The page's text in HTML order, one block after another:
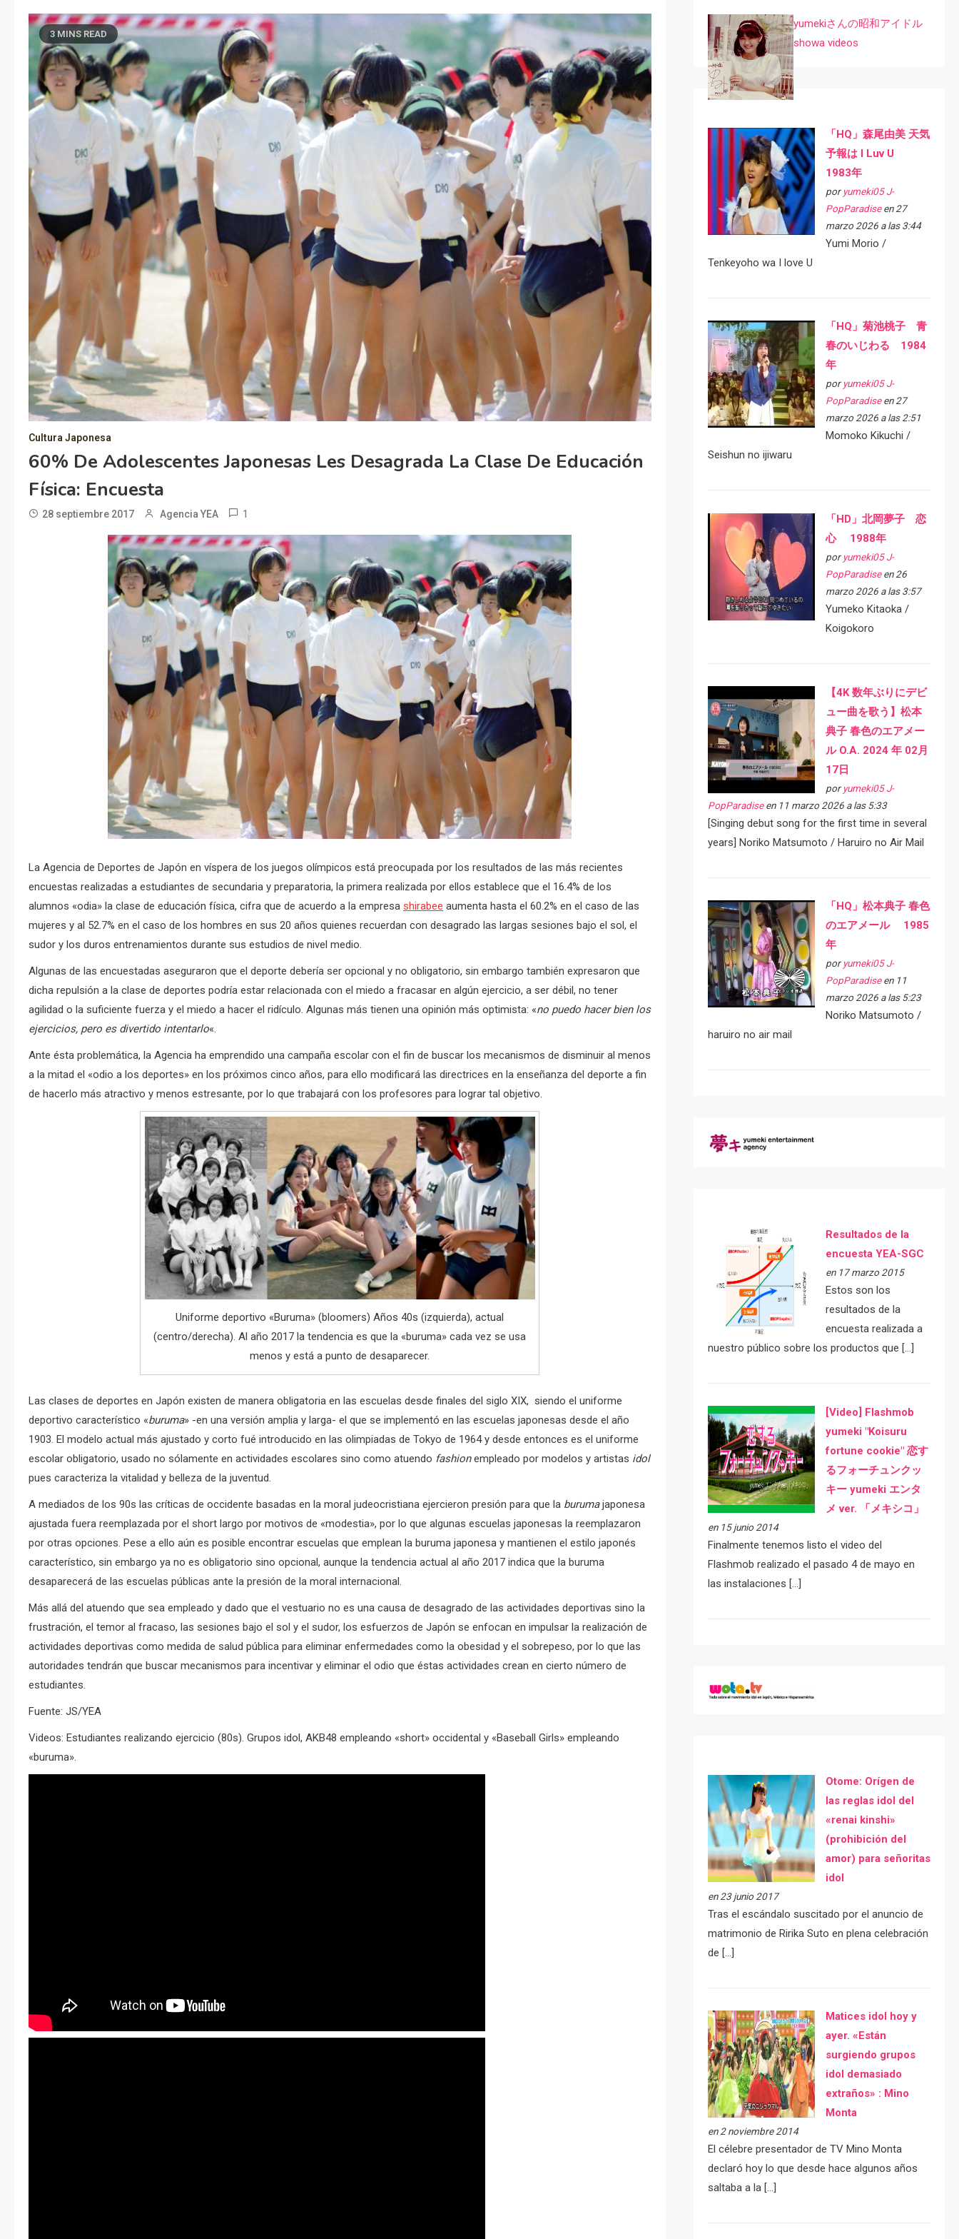
3 MINS READ
Cultura Japonesa
60% De Adolescentes Japonesas Les Desagrada La Clase De Educación
Física: Encuesta
28 septiembre 2017 Agencia YEA 1
La Agencia de Deportes de Japón en víspera de los juegos olímpicos está preocupada por los resultados de las más recientes
encuestas realizadas a estudiantes de secundaria y preparatoria, la primera realizada por ellos establece que el 16.4% de los
alumnos «odia» la clase de educación física, cifra que de acuerdo a la empresa shirabee aumenta hasta el 60.2% en el caso de las
mujeres y al 52.7% en el caso de los hombres en sus 20 años quienes recuerdan con desagrado las largas sesiones bajo el sol, el
sudor y los duros entrenamientos durante sus estudios de nivel medio.
Algunas de las encuestadas aseguraron que el deporte debería ser opcional y no obligatorio, sin embargo también expresaron que
dicha repulsión a la clase de deportes podría estar relacionada con el miedo a fracasar en algún ejercicio, a ser débil, no tener
agilidad o la suficiente fuerza y el miedo a hacer el ridículo. Algunas más tienen una opinión más optimista: «no puedo hacer bien los
ejercicios, pero es divertido intentarlo«.
Ante ésta problemática, la Agencia ha emprendido una campaña escolar con el fin de buscar los mecanismos de disminuir al menos
a la mitad el «odio a los deportes» en los próximos cinco años, para ello modificará las directrices en la enseñanza del deporte a fin
de hacerlo más atractivo y menos estresante, por lo que trabajará con los profesores para lograr tal objetivo.
Uniforme deportivo «Buruma» (bloomers) Años 40s (izquierda), actual
(centro/derecha). Al año 2017 la tendencia es que la «buruma» cada vez se usa
menos y está a punto de desaparecer.
Las clases de deportes en Japón existen de manera obligatoria en las escuelas desde finales del siglo XIX, siendo el uniforme
deportivo característico «buruma» -en una versión amplia y larga- el que se implementó en las escuelas japonesas desde el año
1903. El modelo actual más ajustado y corto fué introducido en las olimpiadas de Tokyo de 1964 y desde entonces es el uniforme
escolar obligatorio, usado no sólamente en actividades escolares sino como atuendo fashionempleado por modelos y artistas idol
pues caracteriza la vitalidad y belleza de la juventud.
A mediados de los 90s las críticas de occidente basadas en la moral judeocristiana ejercieron presión para que la burumajaponesa
ajustada fuera reemplazada por el short largo por motivos de «modestia», por lo que algunas escuelas japonesas la reemplazaron
por otras opciones. Pese a ello aún es posible encontrar escuelas que emplean la buruma japonesa y mantienen el estilo japonés
característico, sin embargo ya no es obligatorio sino opcional, aunque la tendencia actual al año 2017 indica que la buruma
desaparecerá de las escuelas públicas ante la presión de la moral internacional.
Más allá del atuendo que sea empleado y dado que el vestuario no es una causa de desagrado de las actividades deportivas sino la
frustración, el temor al fracaso, las sesiones bajo el sol y el sudor, los esfuerzos de Japón se enfocan en impulsar la realización de
actividades deportivas como medida de salud pública para eliminar enfermedades como la obesidad y el sobrepeso, por lo que las
autoridades tendrán que buscar mecanismos para incentivar y eliminar el odio que éstas actividades crean en cierto número de
estudiantes.
Fuente: JS/YEA
Videos: Estudiantes realizando ejercicio (80s). Grupos idol, AKB48 empleando «short» occidental y «Baseball Girls» empleando
«buruma».
yumekiさんの昭和アイドル
showa videos
「HQ」森尾由美 天気
予報は I Luv U
1983年
por yumeki05 J-
PopParadiseen 27
marzo 2026 a las 3:44
Yumi Morio /
Tenkeyoho wa I love U
「HQ」菊池桃子 青
春のいじわる 1984
年
por yumeki05 J-
PopParadiseen 27
marzo 2026 a las 2:51
Momoko Kikuchi /
Seishun no ijiwaru
「HD」北岡夢子 恋
心 1988年
por yumeki05 J-
PopParadiseen 26
marzo 2026 a las 3:57
Yumeko Kitaoka /
Koigokoro
【4K 数年ぶりにデビ
ュー曲を歌う】松本
典子 春色のエアメー
ル O.A. 2024 年 02月
17日
por yumeki05 J-
PopParadiseen 11 marzo 2026 a las 5:33
[Singing debut song for the first time in several
years] Noriko Matsumoto / Haruiro no Air Mail
「HQ」松本典子 春色
のエアメール 1985
年
por yumeki05 J-
PopParadiseen 11
marzo 2026 a las 5:23
Noriko Matsumoto /
haruiro no air mail
Resultados de la
encuesta YEA-SGC
en 17 marzo 2015
Estos son los
resultados de la
encuesta realizada a
nuestro público sobre los productos que […]
[Video] Flashmob
yumeki "Koisuru
fortune cookie" 恋す
るフォーチュンクッ
キー yumeki エンタ
メ ver. 「メキシコ」
en 15 junio 2014
Finalmente tenemos listo el video del
Flashmob realizado el pasado 4 de mayo en
las instalaciones […]
Otome: Orígen de
las reglas idol del
«renai kinshi»
(prohibición del
amor) para señoritas
idol
en 23 junio 2017
Tras el escándalo suscitado por el anuncio de
matrimonio de Ririka Suto en plena celebración
de […]
Matices idol hoy y
ayer. «Están
surgiendo grupos
idol demasiado
extraños» : Mino
Monta
en 2 noviembre 2014
El célebre presentador de TV Mino Monta
declaró hoy lo que desde hace algunos años
saltaba a la […]